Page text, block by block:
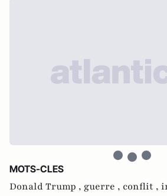
MOTS-CLES
Donald Trump , guerre , conflit ,